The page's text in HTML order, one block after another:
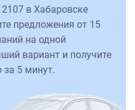
в Хабаровске
предложения от 15
на одной
вариант и получите
за 5 минут.